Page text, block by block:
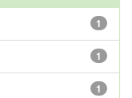
1
1
1